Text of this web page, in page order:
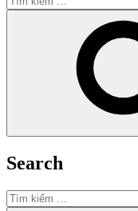
kiếm:
Search
Tìm